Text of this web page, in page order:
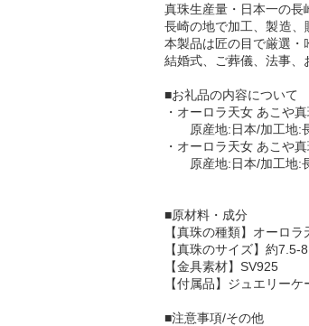
真珠生産量・日本一の長
長崎の地で加工、製造、
本製品は匠の目で厳選・
結婚式、ご葬儀、法事、
■お礼品の内容について
・オーロラ天女 あこや
原産地:日本/加工地:
・オーロラ天女 あこや
原産地:日本/加工地:
■原材料・成分
【真珠の種類】オーロ
【真珠のサイズ】約7.5-
【金具素材】SV925
【付属品】ジュエリー
■注意事項/その他